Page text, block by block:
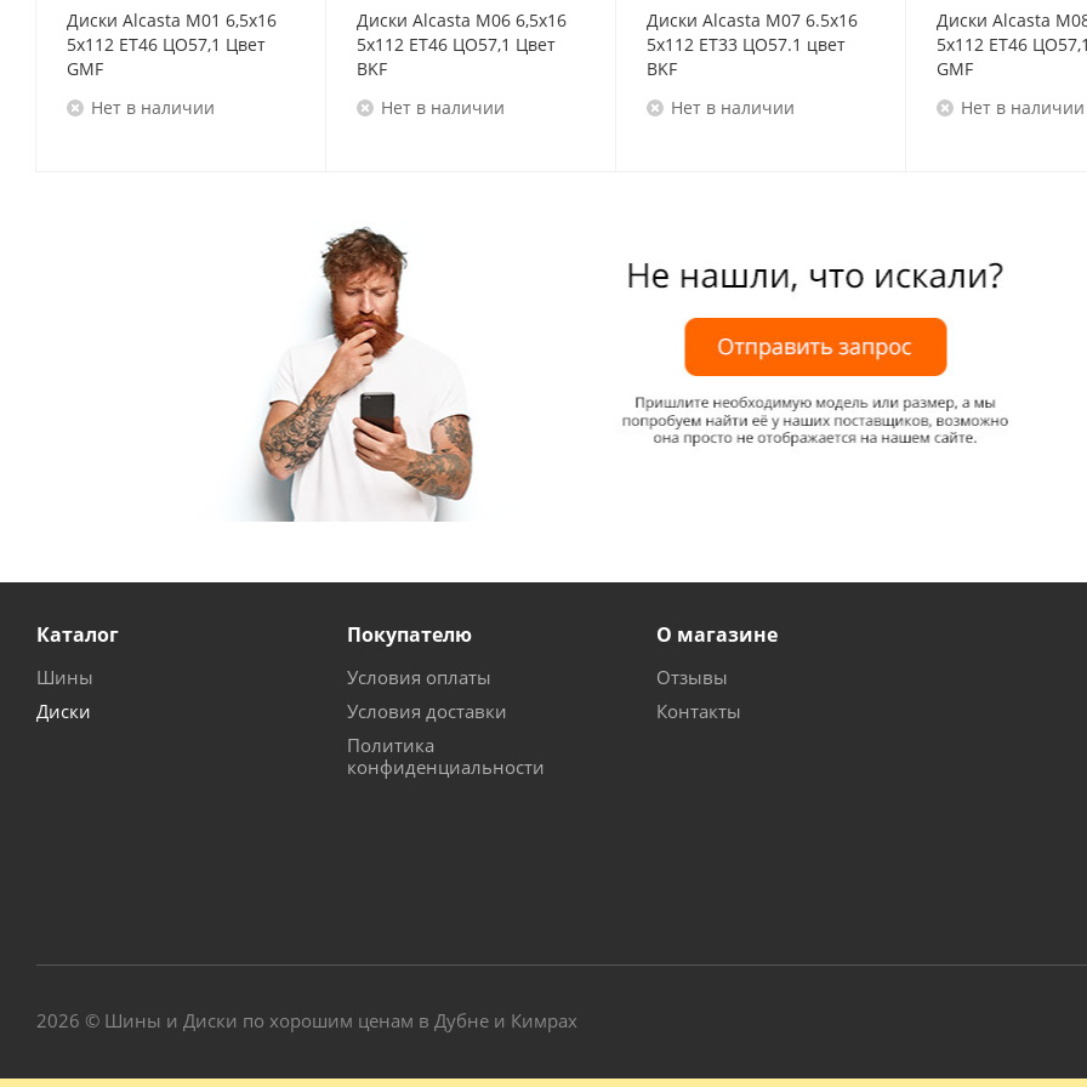
Диски Alcasta M01 6,5x16
5x112 ET46 ЦО57,1 Цвет
GMF
Нет в наличии
Диски Alcasta M06 6,5x16
5x112 ET46 ЦО57,1 Цвет
BKF
Нет в наличии
Диски Alcasta M07 6.5x16
5x112 ET33 ЦО57.1 цвет
BKF
Нет в наличии
Диски Alcasta
5x112 ET46
GMF
Нет в наличии
Каталог
Шины
Диски
Покупателю
Условия оплаты
Условия доставки
Политика
конфиденциальности
О магазине
Отзывы
Контакты
2026 © Шины и Диски по хорошим ценам в Дубне и Кимрах